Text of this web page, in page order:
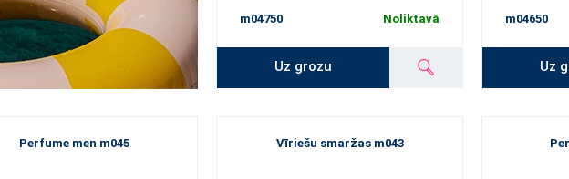
m04750 Noliktavā
Uz grozu
m04650
Uz
Perfume men m045 Vīriešu smaržas m043